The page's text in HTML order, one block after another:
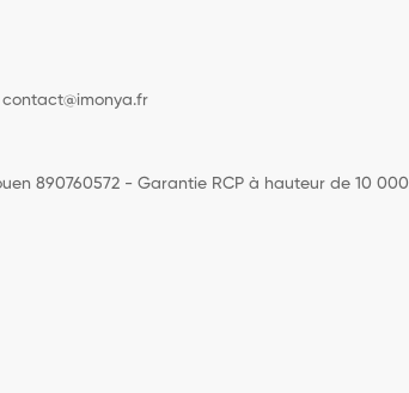
890760572 - Garantie RCP à hauteur de 10 000